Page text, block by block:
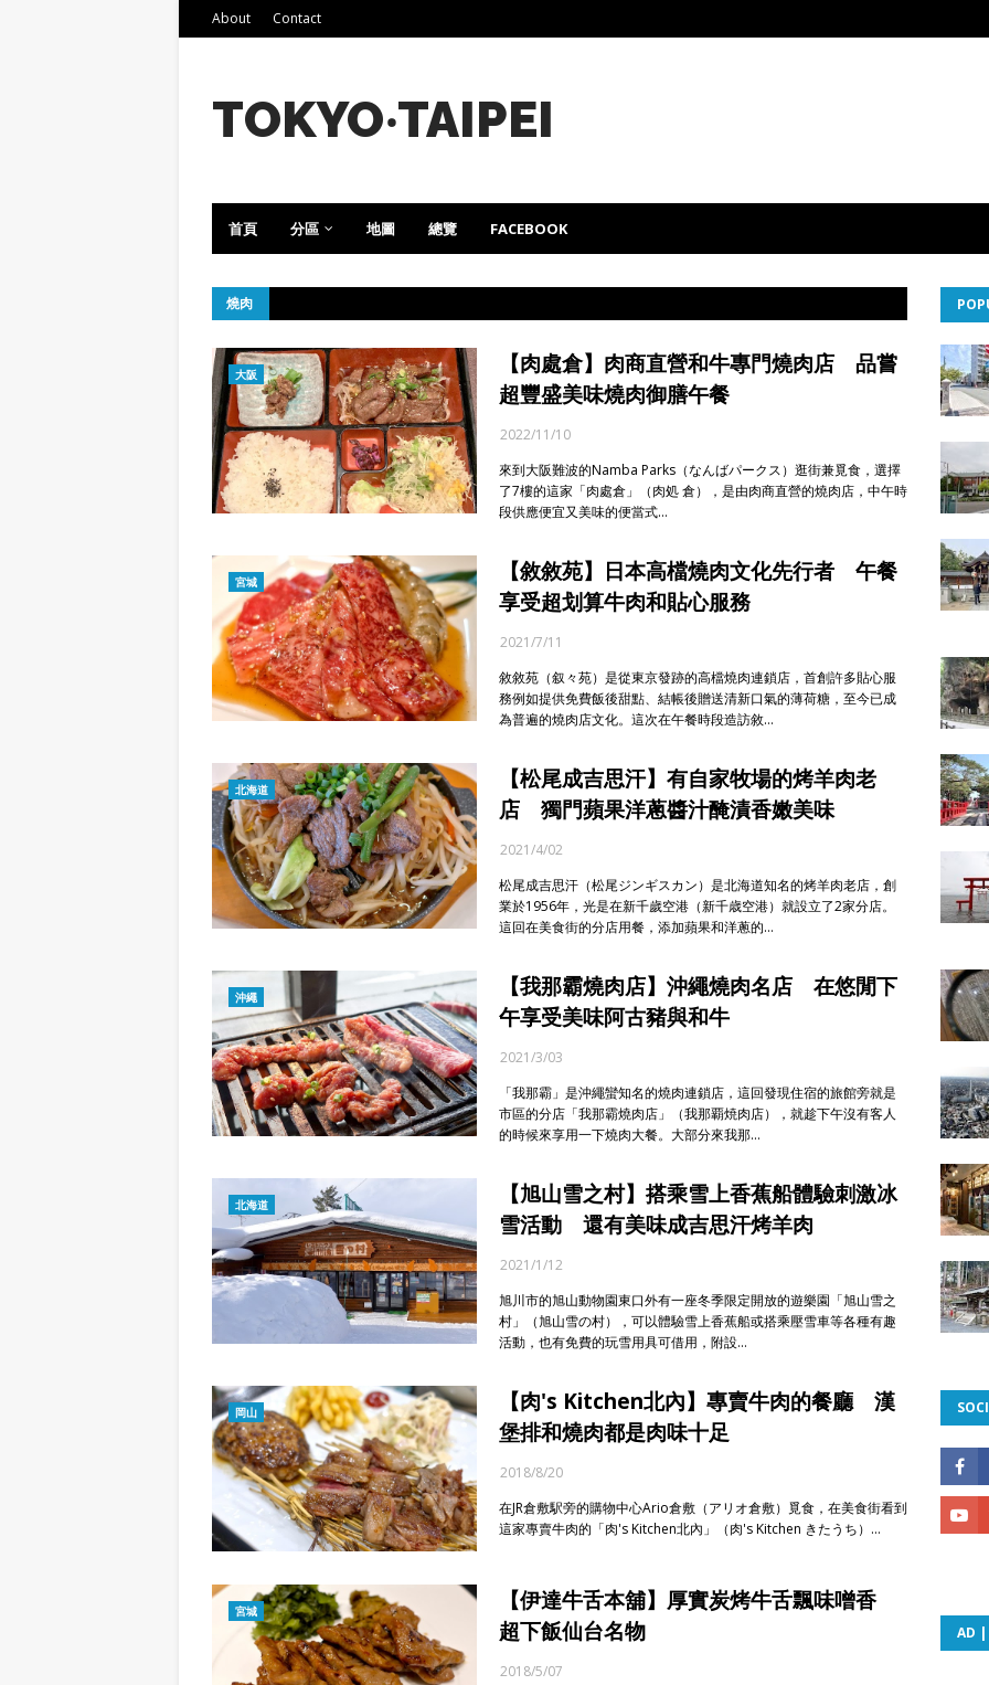
About Contact
TOKYO‧TAIPEI
首頁 分區 地圖 總覽 FACEBOOK
燒肉
大阪
【肉處倉】肉商直營和牛專門燒肉店 品嘗
超豐盛美味燒肉御膳午餐
2022/11/10
來到大阪難波的Namba Parks（なんばパークス）逛街兼覓食，選擇
了7樓的這家「肉處倉」（肉処 倉），是由肉商直營的燒肉店，中午時
段供應便宜又美味的便當式…
宮城
【敘敘苑】日本高檔燒肉文化先行者 午餐
享受超划算牛肉和貼心服務
2021/7/11
敘敘苑（叙々苑）是從東京發跡的高檔燒肉連鎖店，首創許多貼心服
務例如提供免費飯後甜點、結帳後贈送清新口氣的薄荷糖，至今已成
為普遍的燒肉店文化。這次在午餐時段造訪敘…
北海道
【松尾成吉思汗】有自家牧場的烤羊肉老
店 獨門蘋果洋蔥醬汁醃漬香嫩美味
2021/4/02
松尾成吉思汗（松尾ジンギスカン）是北海道知名的烤羊肉老店，創
業於1956年，光是在新千歲空港（新千歳空港）就設立了2家分店。
這回在美食街的分店用餐，添加蘋果和洋蔥的…
沖繩
【我那霸燒肉店】沖繩燒肉名店 在悠閒下
午享受美味阿古豬與和牛
2021/3/03
「我那霸」是沖繩蠻知名的燒肉連鎖店，這回發現住宿的旅館旁就是
市區的分店「我那霸燒肉店」（我那覇焼肉店），就趁下午沒有客人
的時候來享用一下燒肉大餐。大部分來我那…
北海道
【旭山雪之村】搭乘雪上香蕉船體驗刺激冰
雪活動 還有美味成吉思汗烤羊肉
2021/1/12
旭川市的旭山動物園東口外有一座冬季限定開放的遊樂園「旭山雪之
村」（旭山雪の村），可以體驗雪上香蕉船或搭乘壓雪車等各種有趣
活動，也有免費的玩雪用具可借用，附設…
岡山
【肉's Kitchen北內】專賣牛肉的餐廳 漢
堡排和燒肉都是肉味十足
2018/8/20
在JR倉敷駅旁的購物中心Ario倉敷（アリオ倉敷）覓食，在美食街看到
這家專賣牛肉的「肉's Kitchen北內」（肉's Kitchen きたうち）…
宮城
【伊達牛舌本舖】厚實炭烤牛舌飄味噌香
超下飯仙台名物
2018/5/07
AD |